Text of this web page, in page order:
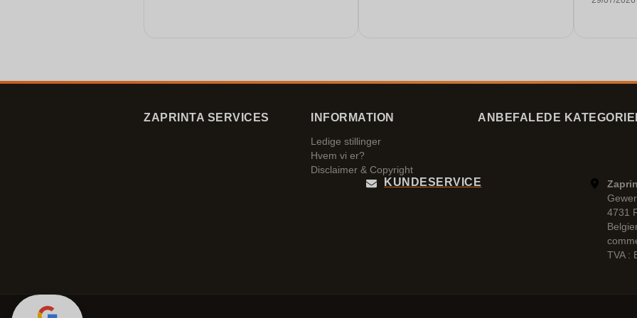
ZAPRINTA SERVICES INFORMATION
Ledige stillinger
Hvem vi er?
Disclaimer & Copyright
ANBEFALEDE
KUNDESERVICE
4731
TVA :